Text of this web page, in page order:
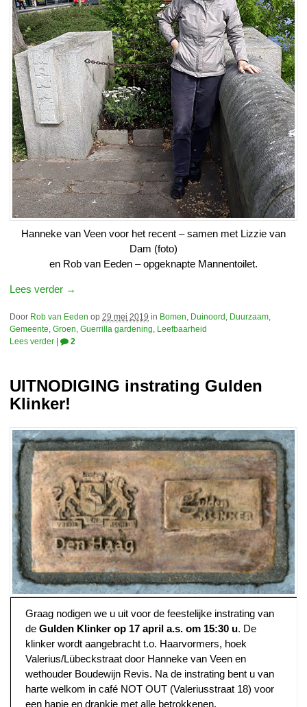
Hanneke van Veen voor het recent – samen met Lizzie van
Dam (foto)
en Rob van Eeden – opgeknapte Mannentoilet.
Lees verder →
Door Rob van Eeden op 29 mei 2019 in Bomen, Duinoord , Duurzaam,
Gemeente, Groen, Guerrilla gardening, Leefbaarheid
Lees verder
2
UITNODIGING instrating Gulden
Klinker!
Graag nodigen we u uit voor de feestelijke instrating van
de Gulden Klinker op 17 april a.s. om 15:30 u. De
klinker wordt aangebracht t.o. Haarvormers, hoek
Valerius/Lübeckstraat door Hanneke van Veen en
wethouder Boudewijn Revis. Na de instrating bent u van
harte welkom in café NOT OUT (Valeriusstraat 18) voor
een hapje en drankje met alle betrokkenen.